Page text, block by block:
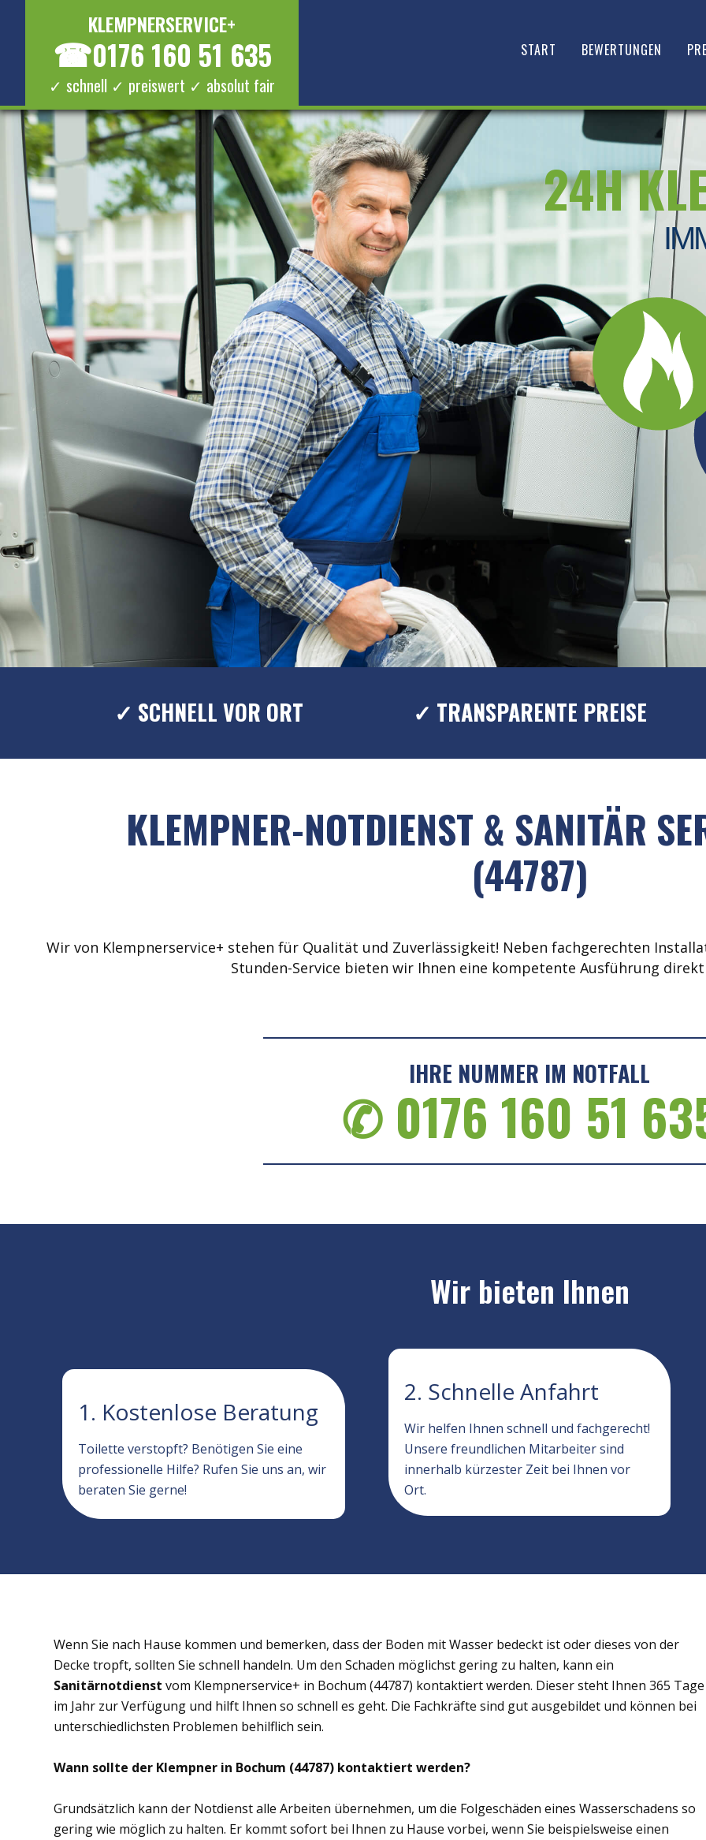
KLEMPNERSERVICE+
☎0176 160 51 635
✓ schnell ✓ preiswert ✓ absolut fair
START BEWERTUNGEN
24H
✓ SCHNELL VOR ORT ✓ TRANSPARENTE PREISE
KLEMPNER-NOTDIENST & SANITÄR
(44787)
Wir von Klempnerservice+ stehen für Qualität und Zuverlässigkeit! Neben fachgerechten
Stunden-Service bieten wir Ihnen eine kompetente Ausführung
IHRE NUMMER IM NOTFALL
✆ 0176 160 51
Wir bieten Ihnen
1. Kostenlose Beratung
Toilette verstopft? Benötigen Sie eine
professionelle Hilfe? Rufen Sie uns an, wir
beraten Sie gerne!
2. Schnelle Anfahrt
Wir helfen Ihnen schnell und fachgerecht!
Unsere freundlichen Mitarbeiter sind
innerhalb kürzester Zeit bei Ihnen vor
Ort.
Wenn Sie nach Hause kommen und bemerken, dass der Boden mit Wasser bedeckt ist oder dieses von der
Decke tropft, sollten Sie schnell handeln. Um den Schaden möglichst gering zu halten, kann ein
Sanitärnotdienst vom Klempnerservice+ in Bochum (44787) kontaktiert werden. Dieser steht Ihnen 365 Tage
im Jahr zur Verfügung und hilft Ihnen so schnell es geht. Die Fachkräfte sind gut ausgebildet und können bei
unterschiedlichsten Problemen behilflich sein.
Wann sollte der Klempner in Bochum (44787) kontaktiert werden?
Grundsätzlich kann der Notdienst alle Arbeiten übernehmen, um die Folgeschäden eines Wasserschadens so
gering wie möglich zu halten. Er kommt sofort bei Ihnen zu Hause vorbei, wenn Sie beispielsweise einen